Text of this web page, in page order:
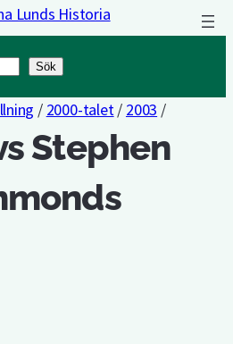
Sök
/ 2000-talet/ 2003 /
Stephen